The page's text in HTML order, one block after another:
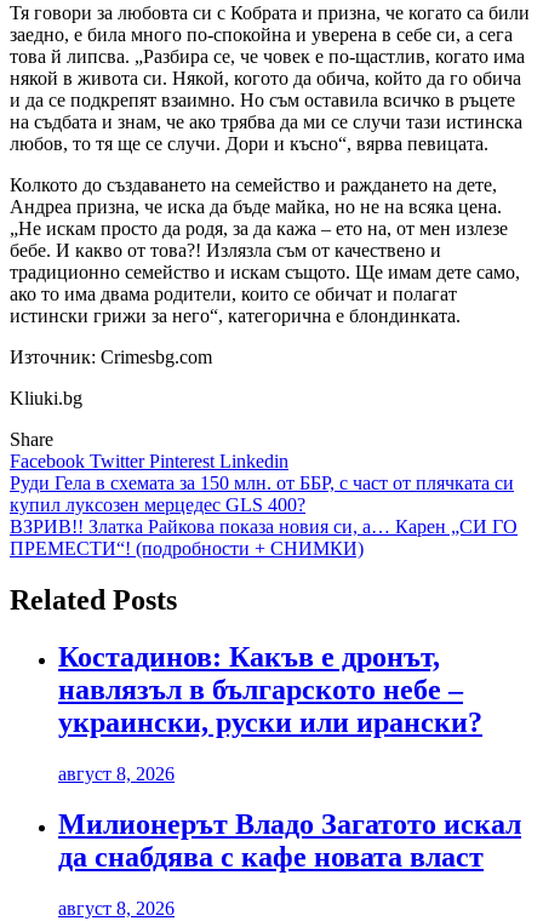
Тя говори за любовта си с Кобрата и призна, че когато са били
заедно, е била много по-спокойна и уверена в себе си, а сега
това й липсва. „Разбира се, че човек е по-щастлив, когато има
някой в живота си. Някой, когото да обича, който да го обича
и да се подкрепят взаимно. Но съм оставила всичко в ръцете
на съдбата и знам, че ако трябва да ми се случи тази истинска
любов, то тя ще се случи. Дори и късно“, вярва певицата.
Колкото до създаването на семейство и раждането на дете,
Андреа призна, че иска да бъде майка, но не на всяка цена.
„Не искам просто да родя, за да кажа – ето на, от мен излезе
бебе. И какво от това?! Излязла съм от качествено и
традиционно семейство и искам същото. Ще имам дете само,
ако то има двама родители, които се обичат и полагат
истински грижи за него“, категорична е блондинката.
Източник: Crimesbg.com
Kliuki.bg
Share
Facebook TwitterPinterest Linkedin
Навигация
Руди Гела в схемата за 150 млн. от ББР, с част от плячката си
купил луксозен мерцедес GLS 400?
ВЗРИВ!! Златка Райкова показа новия си, а… Карен „СИ ГО
ПРЕМЕСТИ“! (подробности + СНИМКИ)
Related Posts
Костадинов: Какъв е дронът,
навлязъл в българското небе –
украински, руски или ирански?
август 8, 2026
Милионерът Владо Загатото искал
да снабдява с кафе новата власт
август 8, 2026